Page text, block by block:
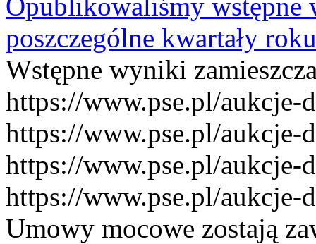
poszczególne kwartały
Wstępne wyniki
https://www.pse.pl/aukcje-
https://www.pse.pl/aukcje-
https://www.pse.pl/aukcje-
https://www.pse.pl/aukcje-
Umowy mocowe zostają